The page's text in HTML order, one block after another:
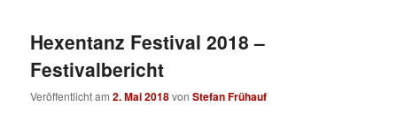
Hexentanz Festival 2018 –
Festivalbericht
Veröffentlicht am2. Mai 2018vonStefan Frühauf